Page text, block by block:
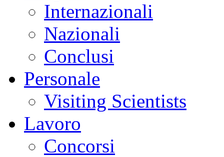
Internazionali
Nazionali
Conclusi
Personale
Visiting Scientists
Lavoro
Concorsi